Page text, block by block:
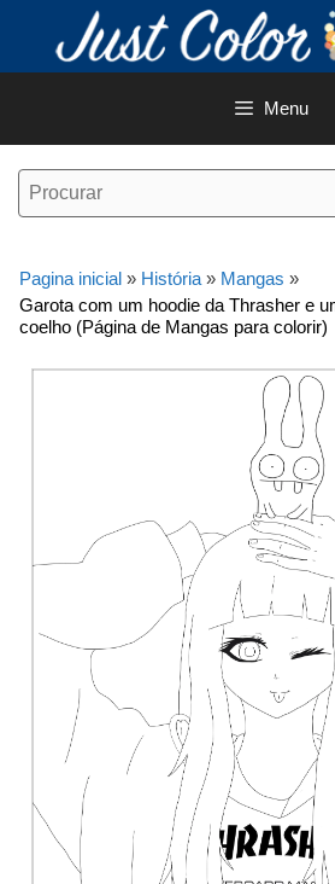
o
Menu
Pagina inicial » História » Mangas »
Garota com um hoodie da Thrasher e
coelho (Página de Mangas para colorir)